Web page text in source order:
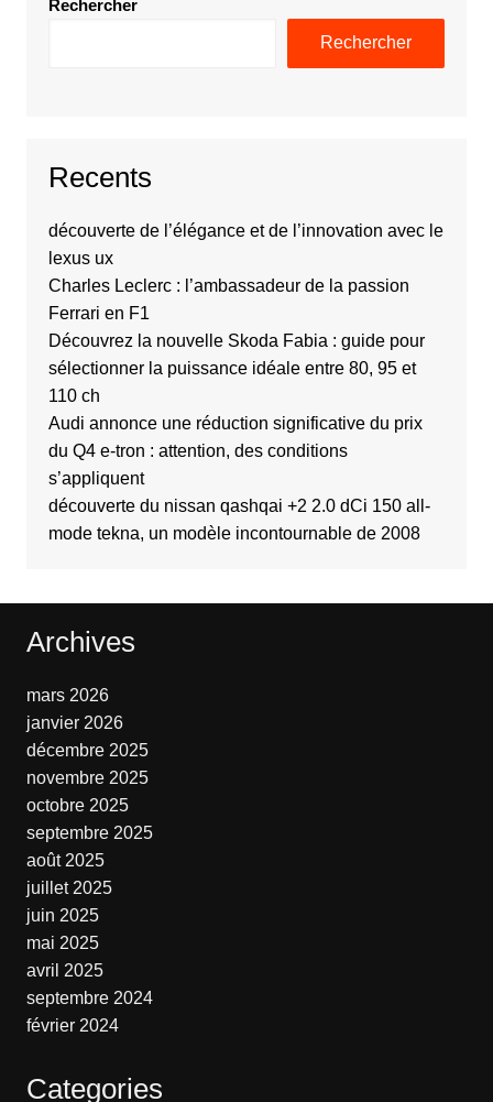
Rechercher
Rechercher
Recents
découverte de l’élégance et de l’innovation avec le
lexus ux
Charles Leclerc : l’ambassadeur de la passion
Ferrari en F1
Découvrez la nouvelle Skoda Fabia : guide pour
sélectionner la puissance idéale entre 80, 95 et
110 ch
Audi annonce une réduction significative du prix
du Q4 e-tron : attention, des conditions
s’appliquent
découverte du nissan qashqai +2 2.0 dCi 150 all-
mode tekna, un modèle incontournable de 2008
Archives
mars 2026
janvier 2026
décembre 2025
novembre 2025
octobre 2025
septembre 2025
août 2025
juillet 2025
juin 2025
mai 2025
avril 2025
septembre 2024
février 2024
Categories